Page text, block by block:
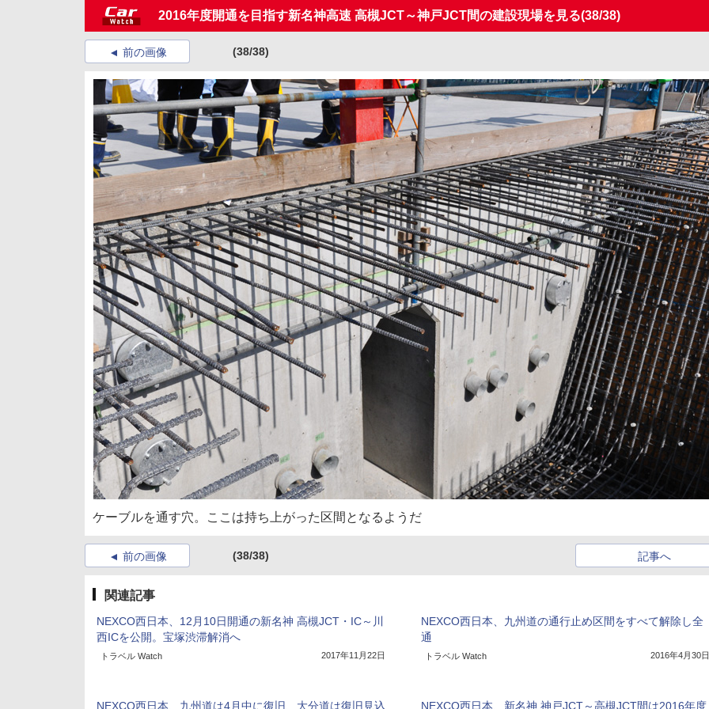
2016年度開通を目指す新名神高速 高槻JCT～神戸JCT間の建設現場を見る(38/38)
前の画像 (38/38)
ケーブルを通す穴。ここは持ち上がった区間となるようだ
前の画像 (38/38) 記事へ
関連記事
NEXCO西日本、12月10日開通の新名神 高槻JCT・IC～川
西ICを公開。宝塚渋滞解消へ
トラベル Watch 2017年11月22日
NEXCO西日本、九州道の通行止め区間をすべて解除し全
通
トラベル Watch 2016年4月30日
NEXCO西日本、九州道は4月中に復旧、大分道は復旧見込 NEXCO西日本、新名神 神戸JCT～高槻JCT間は2016年度